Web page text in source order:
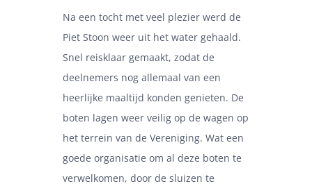
Na een tocht met veel plezier werd de
Piet Stoon weer uit het water gehaald.
Snel reisklaar gemaakt, zodat de
deelnemers nog allemaal van een
heerlijke maaltijd konden genieten. De
boten lagen weer veilig op de wagen op
het terrein van de Vereniging. Wat een
goede organisatie om al deze boten te
verwelkomen, door de sluizen te